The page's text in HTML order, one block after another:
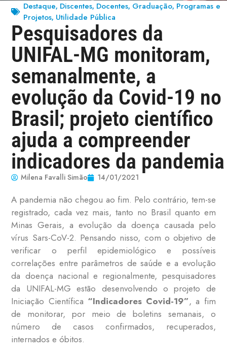
Destaque, Discentes, Docentes, Graduação, Programas e
Projetos, Utilidade Pública
Pesquisadores da
UNIFAL-MG monitoram,
semanalmente, a
evolução da Covid-19 no
Brasil; projeto científico
ajuda a compreender
indicadores da pandemia
Milena Favalli Simão 14/01/2021
A pandemia não chegou ao fim. Pelo contrário, tem-se
registrado, cada vez mais, tanto no Brasil quanto em
Minas Gerais, a evolução da doença causada pelo
vírus Sars-CoV-2. Pensando nisso, com o objetivo de
verificar o perfil epidemiológico e possíveis
correlações entre parâmetros de saúde e a evolução
da doença nacional e regionalmente, pesquisadores
da UNIFAL-MG estão desenvolvendo o projeto de
Iniciação Científica “Indicadores Covid-19”, a fim
de monitorar, por meio de boletins semanais, o
número de casos confirmados, recuperados,
internados e óbitos.